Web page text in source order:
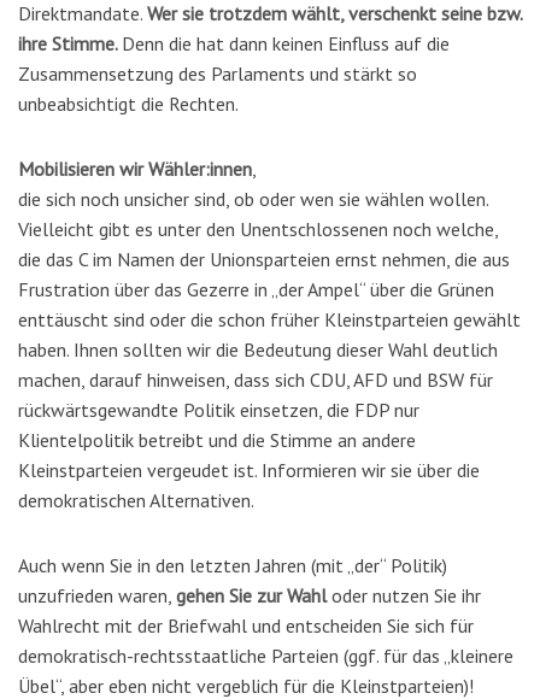
Direktmandate. Wer sie trotzdem wählt, verschenkt seine bzw.
ihre Stimme. Denn die hat dann keinen Einfluss auf die
Zusammensetzung des Parlaments und stärkt so
unbeabsichtigt die Rechten.
Mobilisieren wir Wähler:innen
die sich noch unsicher sind, ob oder wen sie wählen wollen.
Vielleicht gibt es unter den Unentschlossenen noch welche,
die das C im Namen der Unionsparteien ernst nehmen, die aus
Frustration über das Gezerre in „der Ampel“ über die Grünen
enttäuscht sind oder die schon früher Kleinstparteien gewählt
haben. Ihnen sollten wir die Bedeutung dieser Wahl deutlich
machen, darauf hinweisen, dass sich CDU, AFD und BSW für
rückwärtsgewandte Politik einsetzen, die FDP nur
Klientelpolitik betreibt und die Stimme an andere
Kleinstparteien vergeudet ist. Informieren wir sie über die
demokratischen Alternativen.
Auch wenn Sie in den letzten Jahren (mit „der“ Politik)
unzufrieden waren, gehen Sie zur Wahloder nutzen Sie ihr
Wahlrecht mit der Briefwahl und entscheiden Sie sich für
demokratisch-rechtsstaatliche Parteien (ggf. für das „kleinere
Übel“, aber eben nicht vergeblich für die Kleinstparteien)!